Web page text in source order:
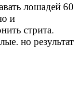
лошадей 60
и
стрита.
но результат